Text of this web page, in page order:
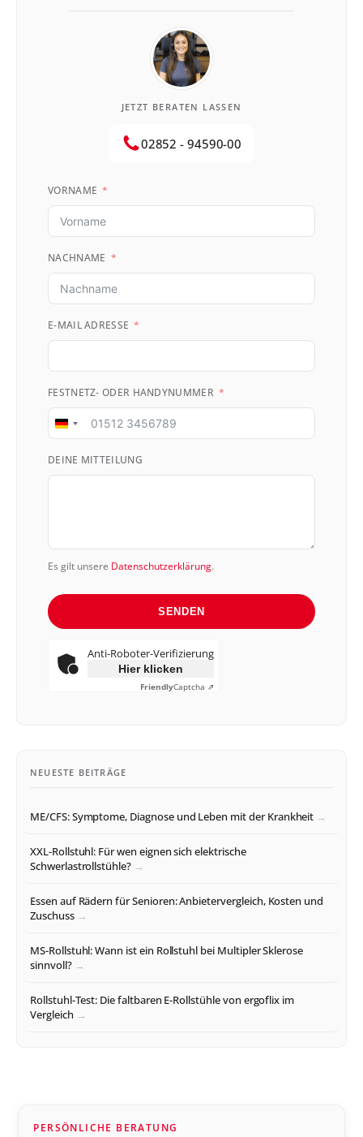
JETZT BERATEN LASSEN
02852 - 94590-00
VORNAME
NACHNAME
E-MAIL ADRESSE
FESTNETZ- ODER HANDYNUMMER
Germany
DEINE MITTEILUNG
Es gilt unsere Datenschutzerklärung.
SENDEN
Anti-Roboter-Verifizierung
Hier klicken
FriendlyCaptcha ⇗
NEUESTE BEITRÄGE
ME/CFS: Symptome, Diagnose und Leben mit der Krankheit
XXL-Rollstuhl: Für wen eignen sich elektrische
Schwerlastrollstühle?
Essen auf Rädern für Senioren: Anbietervergleich, Kosten und
Zuschuss
MS-Rollstuhl: Wann ist ein Rollstuhl bei Multipler Sklerose
sinnvoll?
Rollstuhl-Test: Die faltbaren E-Rollstühle von ergoflix im
Vergleich
PERSÖNLICHE BERATUNG